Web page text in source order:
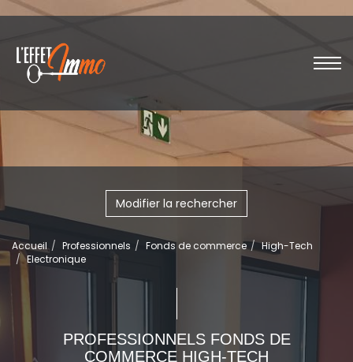
Modifier la rechercher
Accueil Professionnels Fonds de commerce
High-Tech
Electronique
PROFESSIONNELS FONDS DE
COMMERCE HIGH-TECH